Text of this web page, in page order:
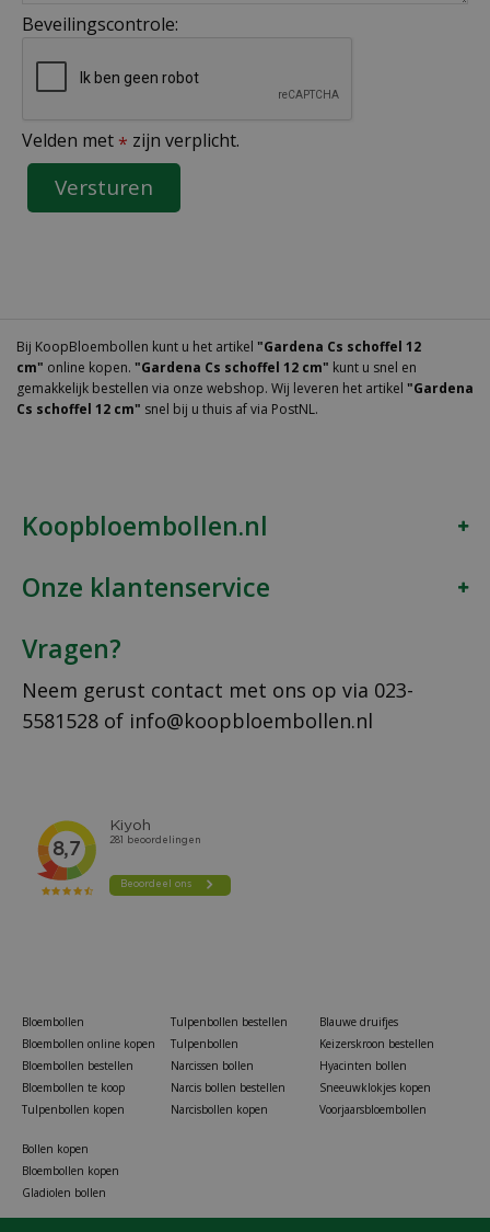
Beveilingscontrole:
Velden met * zijn verplicht.
Bij KoopBloembollen kunt u het artikel "Gardena Cs schoffel 12
cm" online kopen. "Gardena Cs schoffel 12 cm" kunt u snel en
gemakkelijk bestellen via onze webshop. Wij leveren het artikel "Gardena
Cs schoffel 12 cm" snel bij u thuis af via PostNL.
Koopbloembollen.nl
Onze klantenservice
Vragen?
Neem gerust contact met ons op via 023-
5581528 of info@koopbloembollen.nl
Bloembollen
Bloembollen online kopen
Bloembollen bestellen
Bloembollen te koop
Tulpenbollen kopen
Tulpenbollen bestellen
Tulpenbollen
Narcissen bollen
Narcis bollen bestellen
Narcisbollen kopen
Blauwe druifjes
Keizerskroon bestellen
Hyacinten bollen
Sneeuwklokjes kopen
Voorjaarsbloembollen
Bollen kopen
Bloembollen kopen
Gladiolen bollen